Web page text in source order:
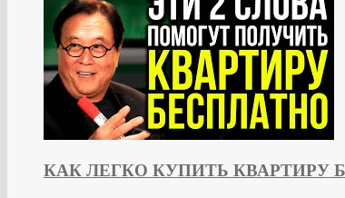
КАК ЛЕГКО КУПИТЬ КВАРТИРУ БЕЗ